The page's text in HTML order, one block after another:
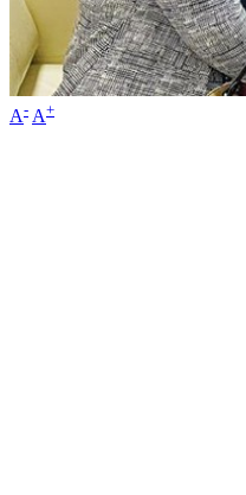
A- A+